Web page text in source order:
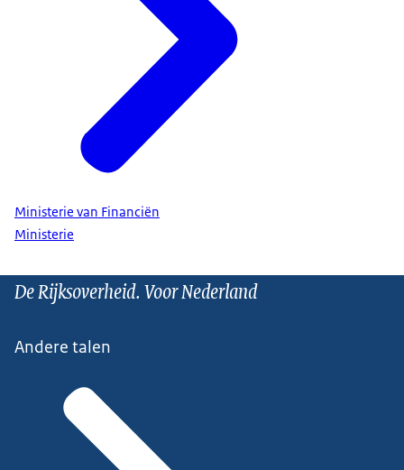
Ministerie van Financiën
Ministerie
De Rijksoverheid. Voor Nederland
Andere talen